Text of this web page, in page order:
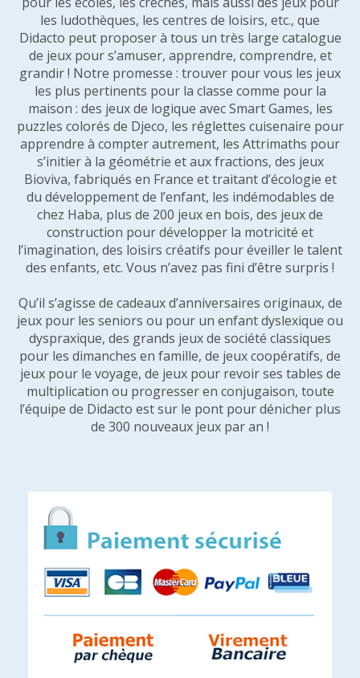
les ludothèques, les centres de loisirs, etc., que
Didacto peut proposer à tous un très large catalogue
de jeux pour s’amuser, apprendre, comprendre, et
grandir ! Notre promesse : trouver pour vous les jeux
les plus pertinents pour la classe comme pour la
maison : des jeux de logique avec Smart Games, les
puzzles colorés de Djeco, les réglettes cuisenaire pour
apprendre à compter autrement, les Attrimaths pour
s’initier à la géométrie et aux fractions, des jeux
Bioviva, fabriqués en France et traitant d’écologie et
du développement de l’enfant, les indémodables de
chez Haba, plus de 200 jeux en bois, des jeux de
construction pour développer la motricité et
l’imagination, des loisirs créatifs pour éveiller le talent
des enfants, etc. Vous n’avez pas fini d’être surpris !
Qu’il s’agisse de cadeaux d’anniversaires originaux, de
jeux pour les seniors ou pour un enfant dyslexique ou
dyspraxique, des grands jeux de société classiques
pour les dimanches en famille, de jeux coopératifs, de
jeux pour le voyage, de jeux pour revoir ses tables de
multiplication ou progresser en conjugaison, toute
l’équipe de Didacto est sur le pont pour dénicher plus
de 300 nouveaux jeux par an !